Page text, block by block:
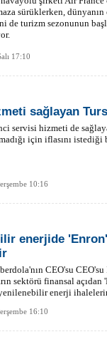
sürüklerken,
de turizm sezonunun
17:10
sağlayan
servisi hizmeti de
için iflasını
10:16
enerjide
CEO'su
sektörü finansal
enerji
16:10